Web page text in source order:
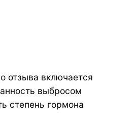
отзыва включается
выбросом
степень гормона